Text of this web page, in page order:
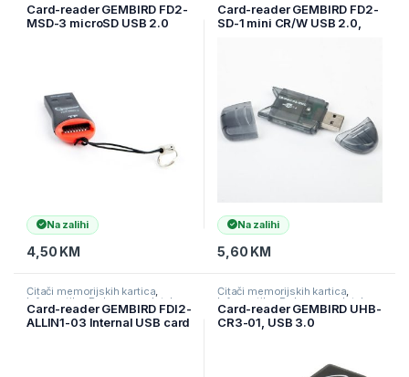
Card-reader GEMBIRD FD2-
MSD-3 microSD USB 2.0
Na zalihi
4,50 KM
Card-reader GEMBIRD FD2-
SD-1 mini CR/W USB 2.0,
Na zalihi
5,60 KM
Čitači memorijskih kartica,
Informatika Pohrana podataka
Card-reader GEMBIRD FDI2-
ALLIN1-03 Internal USB card
Čitači memorijskih kartica,
Informatika Pohrana podataka
Card-reader GEMBIRD UHB-
CR3-01, USB 3.0